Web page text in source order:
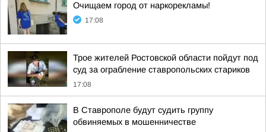
Очищаем город от наркорекламы!
17:08
Трое жителей Ростовской области пойдут под
суд за ограбление ставропольских стариков
17:08
В Ставрополе будут судить группу
обвиняемых в мошенничестве